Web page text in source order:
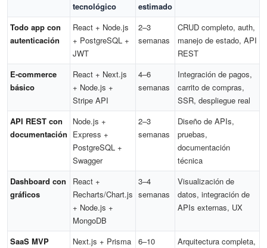
tecnológico
estimado
Todo app con
autenticación
React + Node.js
+ PostgreSQL +
JWT
2–3
semanas
CRUD completo, auth,
manejo de estado, API
REST
E-commerce
básico
React + Next.js
+ Node.js +
Stripe API
4–6
semanas
Integración de pagos,
carrito de compras,
SSR, despliegue real
API REST con
documentación
Node.js +
Express +
PostgreSQL +
Swagger
2–3
semanas
Diseño de APIs,
pruebas,
documentación
técnica
Dashboard con
gráficos
React +
Recharts/Chart.js
+ Node.js +
MongoDB
3–4
semanas
Visualización de
datos, integración de
APIs externas, UX
SaaS MVP
Next.js + Prisma
6–10
Arquitectura completa,